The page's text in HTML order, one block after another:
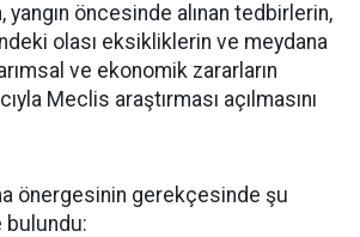
yangın öncesinde alınan tedbirlerin,
olası eksikliklerin ve meydana
ve ekonomik zararların
Meclis araştırması açılmasını
önergesinin gerekçesinde şu
bulundu: